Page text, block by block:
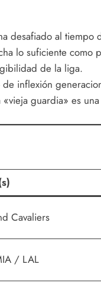
desafiado al tiempo
lo suficiente
de la liga.
inflexión
guardia» es
Cavaliers
/ LAL